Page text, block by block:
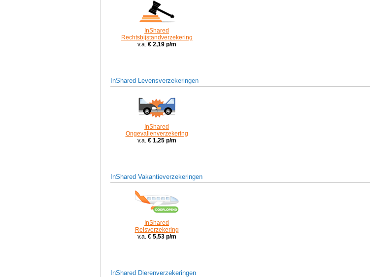
InShared
Rechtsbijstandverzekering
v.a. € 2,19 p/m
InShared Levensverzekeringen
InShared
Ongevallenverzekering
v.a. € 1,25 p/m
InShared Vakantieverzekeringen
InShared
Reisverzekering
v.a. € 5,53 p/m
InShared Dierenverzekeringen